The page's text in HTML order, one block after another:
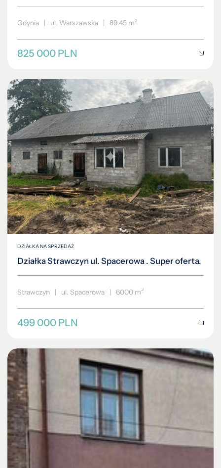
Gdynia | ul. Warszawska | 89.45 m²
825 000 PLN
DZIAŁKA NA SPRZEDAŻ
Działka Strawczyn ul. Spacerowa . Super oferta.
Strawczyn ul. Spacerowa 6000 m2
499 000 PLN